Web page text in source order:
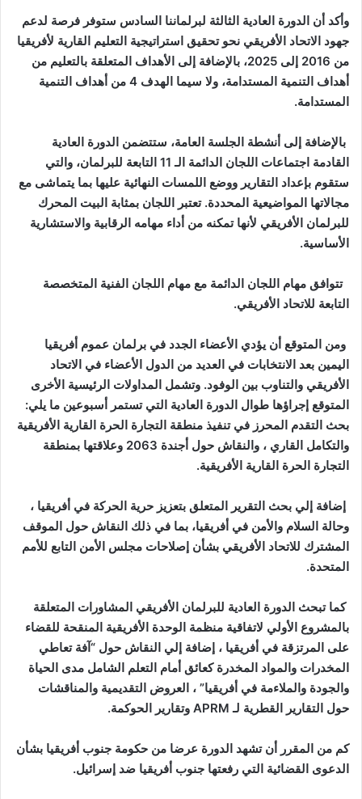
وأكد أن الدورة العادية الثالثة لبرلماننا السادس ستوفر فرصة لدعم
جهود الاتحاد الأفريقي نحو تحقيق استراتيجية التعليم القارية لأفريقيا
من 2016 إلى 2025، بالإضافة إلى الأهداف المتعلقة بالتعليم من
أهداف التنمية المستدامة، ولا سيما الهدف 4 من أهداف التنمية
المستدامة.
بالإضافة إلى أنشطة الجلسة العامة، ستتضمن الدورة العادية
القادمة اجتماعات اللجان الدائمة الـ 11 التابعة للبرلمان، والتي
ستقوم بإعداد التقارير ووضع اللمسات النهائية عليها بما يتماشى مع
مجالاتها المواضيعية المحددة. تعتبر اللجان بمثابة البيت المحرك
للبرلمان الأفريقي لأنها تمكنه من أداء مهامه الرقابية والاستشارية
الأساسية.
تتوافق مهام اللجان الدائمة مع مهام اللجان الفنية المتخصصة
التابعة للاتحاد الأفريقي.
ومن المتوقع أن يؤدي الأعضاء الجدد في برلمان عموم أفريقيا
اليمين بعد الانتخابات في العديد من الدول الأعضاء في الاتحاد
الأفريقي والتناوب بين الوفود. وتشمل المداولات الرئيسية الأخرى
المتوقع إجراؤها طوال الدورة العادية التي تستمر أسبوعين ما يلي:
بحث التقدم المحرز في تنفيذ منطقة التجارة الحرة القارية الأفريقية
والتكامل القاري ، والنقاش حول أجندة 2063 وعلاقتها بمنطقة
التجارة الحرة القارية الأفريقية.
إضافة إلي بحث التقرير المتعلق بتعزيز حرية الحركة في أفريقيا ،
وحالة السلام والأمن في أفريقيا، بما في ذلك النقاش حول الموقف
المشترك للاتحاد الأفريقي بشأن إصلاحات مجلس الأمن التابع للأمم
المتحدة.
كما تبحث الدورة العادية للبرلمان الأفريقي المشاورات المتعلقة
بالمشروع الأولي لاتفاقية منظمة الوحدة الأفريقية المنقحة للقضاء
على المرتزقة في أفريقيا ، إضافة إلي النقاش حول “آفة تعاطي
المخدرات والمواد المخدرة كعائق أمام التعلم الشامل مدى الحياة
والجودة والملاءمة في أفريقيا” ، العروض التقديمية والمناقشات
حول التقارير القطرية لـ APRM وتقارير الحوكمة.
كم من المقرر أن تشهد الدورة عرضا من حكومة جنوب أفريقيا بشأن
الدعوى القضائية التي رفعتها جنوب أفريقيا ضد إسرائيل.